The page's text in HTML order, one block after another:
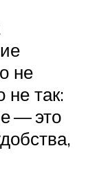
не
не так:
— это